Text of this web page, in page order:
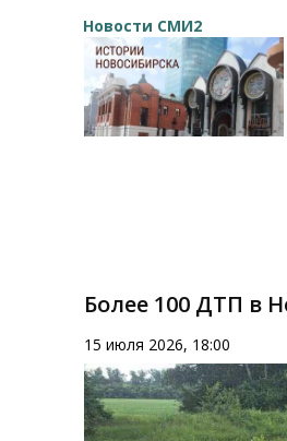
Новости СМИ2
Более 100 ДТП в
15 июля 2026, 18:00